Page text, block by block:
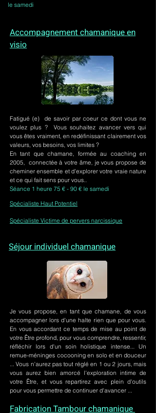
le samedi
Accompagnement chamanique en
visio
Fatigué (e) de savoir par coeur ce dont vous ne
voulez plus ? Vous souhaitez avancer vers qui
vous êtes vraiment, en redéfinissant clairement vos
valeurs, vos besoins, vos limites ?
En tant que chamane, formée au coaching en
2005, connectée à votre âme, je vous propose de
cheminer ensemble et d'explorer votre vraie nature
et ce qui fait sens pour vous..
Séance 1 heure 75 € - 90 € le samedi
Spécialiste Haut Potentiel
Spécialiste Victime de pervers narcissique
Séjour individuel chamanique
Je vous propose, en tant que chamane, de vous
accompagner lors d'une halte rien que pour vous.
En vous accordant ce temps de mise au point de
votre Être profond, pour vous comprendre, ressentir,
réfléchir lors d'un soin holistique intense... Un
remue-méninges cocooning en solo et en douceur
... Vous n'aurez pas tout réglé en 1 ou 2 jours, mais
vous aurez bien amorcé l'exploration intime de
votre Être, et vous repartirez avec plein d'outils
pour vous permettre de continuer d'avancer ...
Fabrication Tambour chamanique